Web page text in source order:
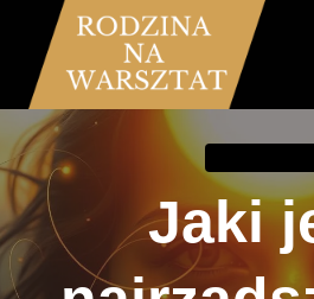
Przejdź
treści
Jaki